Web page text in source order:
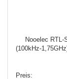
Nooelec
(100kHz-